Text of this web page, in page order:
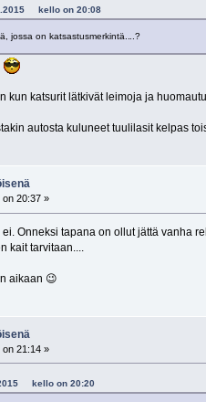
kello on 20:08
jossa on katsastusmerkintä.. ..?
kun katsurit lätkivät leimoja ja
autosta kuluneet tuulilasit kelpas
on 20:37 »
Onneksi tapana on ollut jättä vanha
kait tarvitaan....
aikaan 😉
on 21:14 »
kello on 20:20